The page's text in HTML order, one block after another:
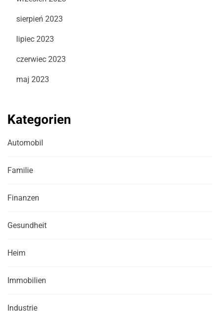
sierpień 2023
lipiec 2023
czerwiec 2023
maj 2023
Kategorien
Automobil
Familie
Finanzen
Gesundheit
Heim
Immobilien
Industrie